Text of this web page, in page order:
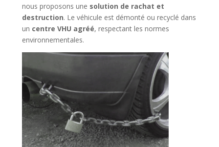
nous proposons une solution de rachat et
destruction. Le véhicule est démonté ou recyclé dans
un centre VHU agréé, respectant les normes
environnementales.